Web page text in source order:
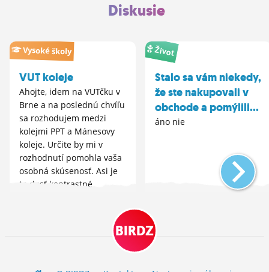
Diskusie
Vysoké školy
VUT koleje
Ahojte, idem na VUTčku v
Brne a na poslednú chvíľu
sa rozhodujem medzi
kolejmi PPT a Mánesovy
koleje. Určite by mi v
rozhodnutí pomohla vaša
osobná skúsenosť. Asi je
to dosť kontrastné
Život
Stalo sa vám niekedy,
že ste nakupovali v
obchode a pomýlili...
áno nie
BIRDZ